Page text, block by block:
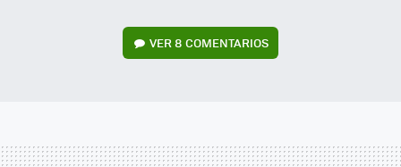
VER8 COMENTARIOS